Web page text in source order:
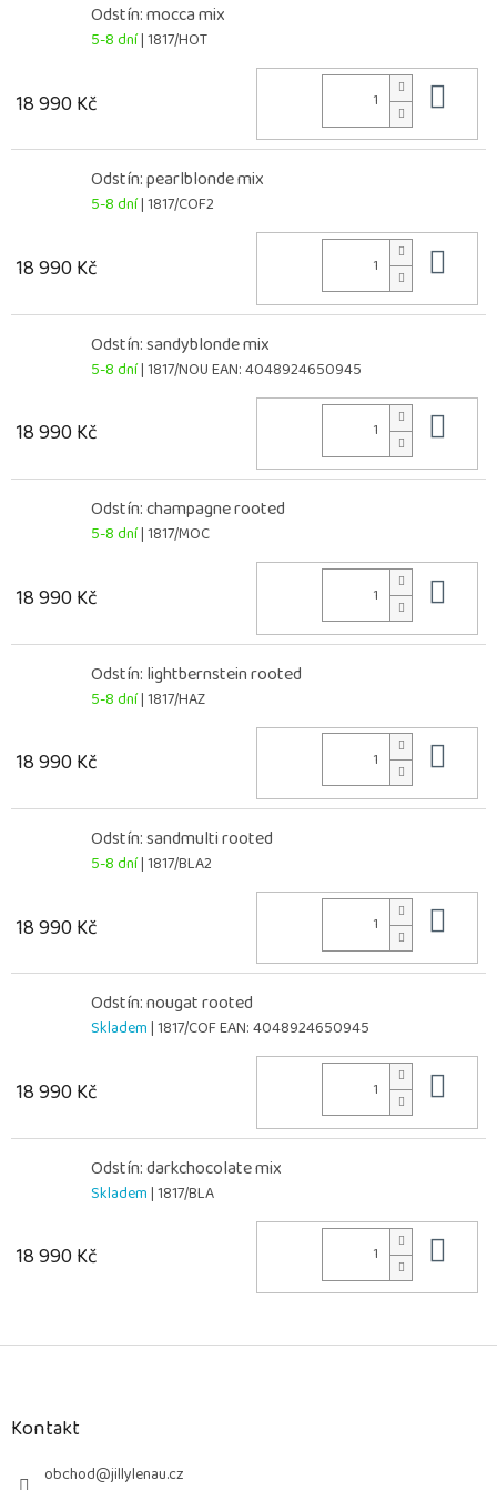
Odstín: mocca mix
5-8 dní| 1817/HOT
18 990 Kč
Odstín: pearlblonde mix
5-8 dní| 1817/COF2
18 990 Kč
Odstín: sandyblonde mix
5-8 dní| 1817/NOUEAN:4048924650945
18 990 Kč
Odstín: champagne rooted
5-8 dní| 1817/MOC
18 990 Kč
Odstín: lightbernstein rooted
5-8 dní| 1817/HAZ
18 990 Kč
Odstín: sandmulti rooted
5-8 dní| 1817/BLA2
18 990 Kč
Odstín: nougat rooted
Skladem| 1817/COFEAN:4048924650945
18 990 Kč
Odstín: darkchocolate mix
Skladem| 1817/BLA
18 990 Kč
Z
Kontakt
obchod@jillylenau.cz